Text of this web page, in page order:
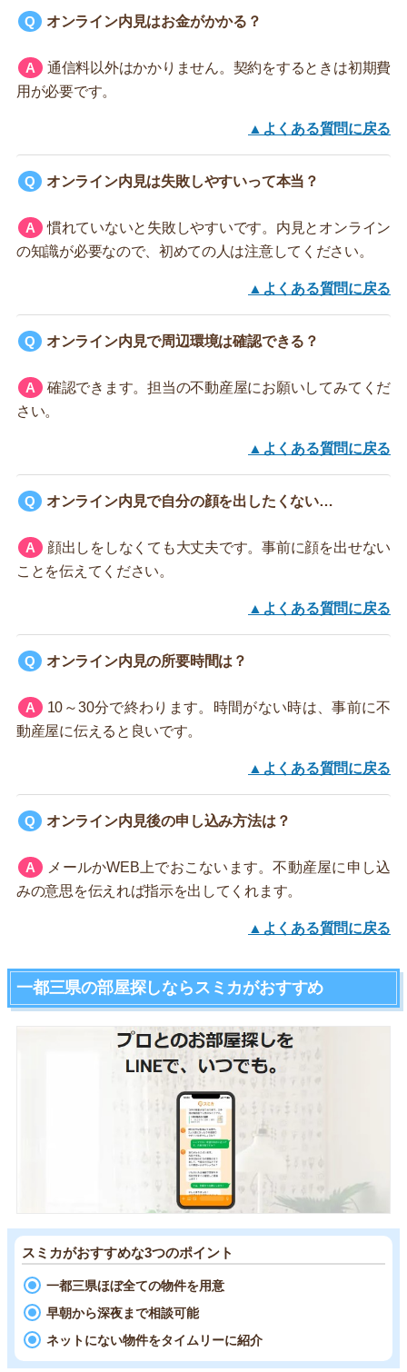
オンライン内見はお金がかかる？
通信料以外はかかりません。契約をするときは初期費
用が必要です。
▲よくある質問に戻る
オンライン内見は失敗しやすいって本当？
慣れていないと失敗しやすいです。内見とオンライン
の知識が必要なので、初めての人は注意してください。
▲よくある質問に戻る
オンライン内見で周辺環境は確認できる？
確認できます。担当の不動産屋にお願いしてみてくだ
さい。
▲よくある質問に戻る
オンライン内見で自分の顔を出したくない…
顔出しをしなくても大丈夫です。事前に顔を出せない
ことを伝えてください。
▲よくある質問に戻る
オンライン内見の所要時間は？
10～30分で終わります。時間がない時は、事前に不
動産屋に伝えると良いです。
▲よくある質問に戻る
オンライン内見後の申し込み方法は？
メールかWEB上でおこないます。不動産屋に申し込
みの意思を伝えれば指示を出してくれます。
▲よくある質問に戻る
一都三県の部屋探しならスミカがおすすめ
スミカがおすすめな3つのポイント
一都三県ほぼ全ての物件を用意
早朝から深夜まで相談可能
ネットにない物件をタイムリーに紹介